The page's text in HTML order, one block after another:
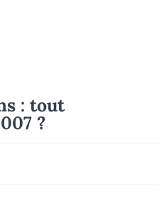
: tout
?